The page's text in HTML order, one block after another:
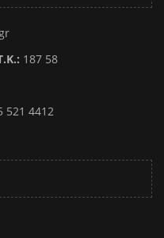
187 58
521 4412